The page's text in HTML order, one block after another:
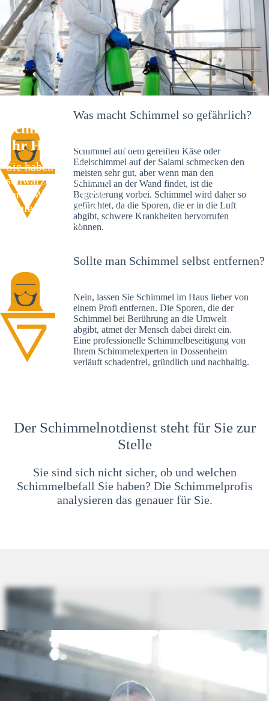
Schimmelexperte in Dossenheim –
Ihr Helfer an Ort und Stelle
Sie haben kürzlich
schwarze Flecken an
Ihrer Wand entdeckt?
Schlechte Nachrichten:
Sie haben einen
Was macht Schimmel so gefährlich?
Schimmel auf dem gereiften Käse oder
Edelschimmel auf der Salami schmecken den
meisten sehr gut, aber wenn man den
Schimmel an der Wand findet, ist die
Begeisterung vorbei. Schimmel wird daher so
gefürchtet, da die Sporen, die er in die Luft
abgibt, schwere Krankheiten hervorrufen
können.
Sollte man Schimmel selbst entfernen?
Nein, lassen Sie Schimmel im Haus lieber von
einem Profi entfernen. Die Sporen, die der
Schimmel bei Berührung an die Umwelt
abgibt, atmet der Mensch dabei direkt ein.
Eine professionelle Schimmelbeseitigung von
Ihrem Schimmelexperten in Dossenheim
verläuft schadenfrei, gründlich und nachhaltig.
Der Schimmelnotdienst steht für Sie zur
Stelle
Sie sind sich nicht sicher, ob und welchen
Schimmelbefall Sie haben? Die Schimmelprofis
analysieren das genauer für Sie.